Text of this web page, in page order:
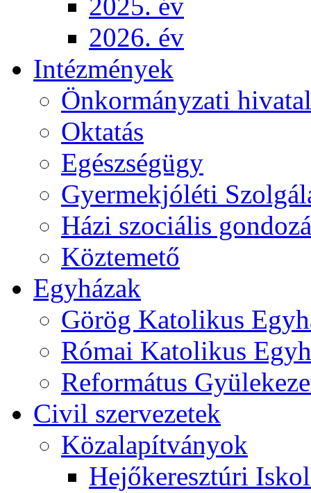
2026. év
Intézmények
Önkormányzati hivatal
Oktatás
Egészségügy
Gyermekjóléti
Házi szociális
Köztemető
Egyházak
Görög Katolikus
Római Katolikus
Református
Civil szervezetek
Közalapítványok
Hejőkeresztúri